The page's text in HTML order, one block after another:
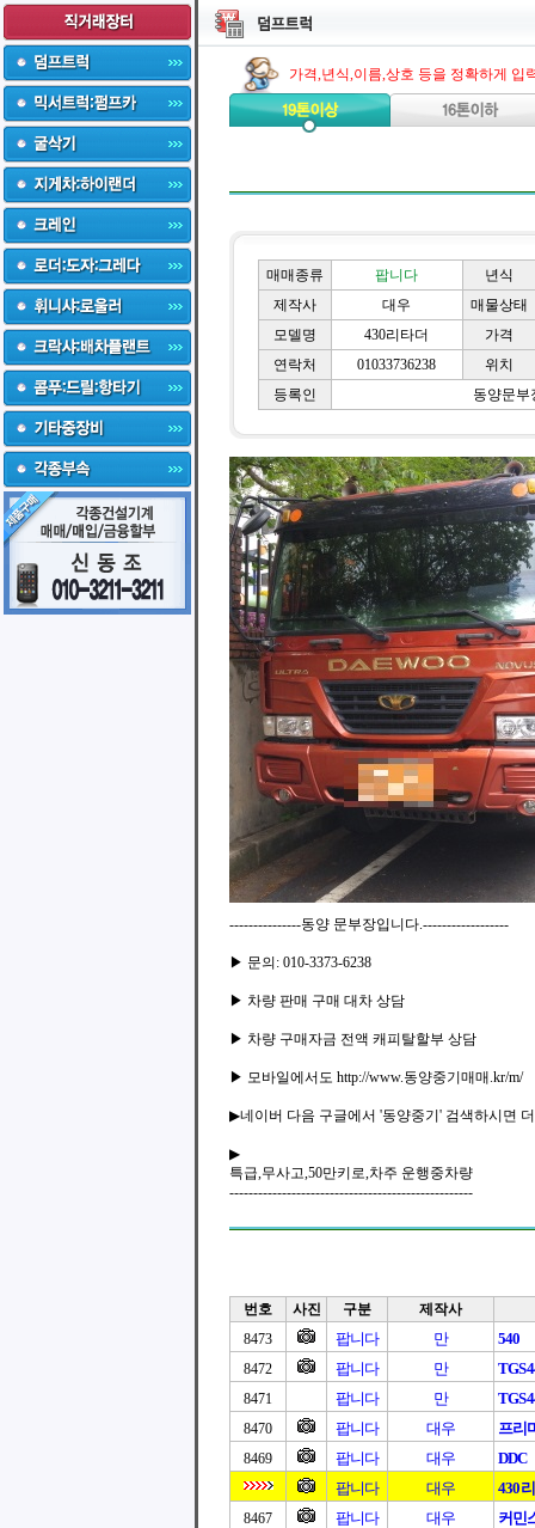
가격,년식,이름,상호 등을 정확하게 입
매매종류 팝니다
년식
제작사
대우
매물상태
모델명
430리타더
가격
연락처
01033736238
위치
등록인
동양문부
---------------동양 문부장입니다.------------------
▶ 문의: 010-3373-6238
▶ 차량 판매 구매 대차 상담
▶ 차량 구매자금 전액 캐피탈할부 상담
▶ 모바일에서도 http://www.동양중기매매.kr/m/
▶네이버 다음 구글에서 '동양중기' 검색하시면
▶
특급,무사고,50만키로,차주 운행중차량
---------------------------------------------------
번호 사진 구분
제작사
8473
팝니다 만 540
8472 팝니다 만
8471 팝니다 만
8470 팝니다 대우 프리
8469 팝니다 대우
DDC
팝니다
대우 430
8467 팝니다 대우 커민